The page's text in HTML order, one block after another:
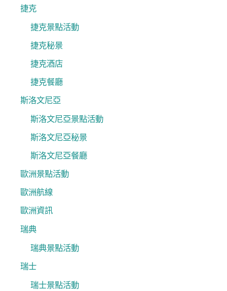
捷克
捷克景點活動
捷克秘景
捷克酒店
捷克餐廳
斯洛文尼亞
斯洛文尼亞景點活動
斯洛文尼亞秘景
斯洛文尼亞餐廳
歐洲景點活動
歐洲航線
歐洲資訊
瑞典
瑞典景點活動
瑞士
瑞士景點活動